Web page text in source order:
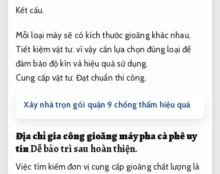
Kết cấu.
Mỗi loại máy sẽ có kích thước gioăng khác nhau,
Tiết kiệm vật tư.vì vậy cần lựa chọn đúng loại để
đảm bảo độ kín và hiệu quả sử dụng.
Cung cấp vật tư. Đạt chuẩn thi công.
Xây nhà trọn gói quận 9 chống thấm hiệu quả
Địa chỉ gia công gioăng máy pha cà phê uy
tínDễ bảo trì sau hoàn thiện.
Việc tìm kiếm đơn vị cung cấp gioăng chất lượng là